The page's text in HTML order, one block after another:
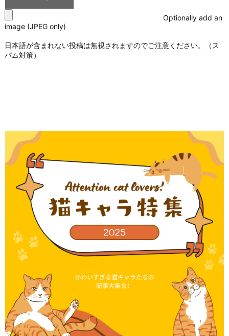
Optionally add an
image (JPEG only)
日本語が含まれない投稿は無視されますのでご注意ください。（ス
パム対策）